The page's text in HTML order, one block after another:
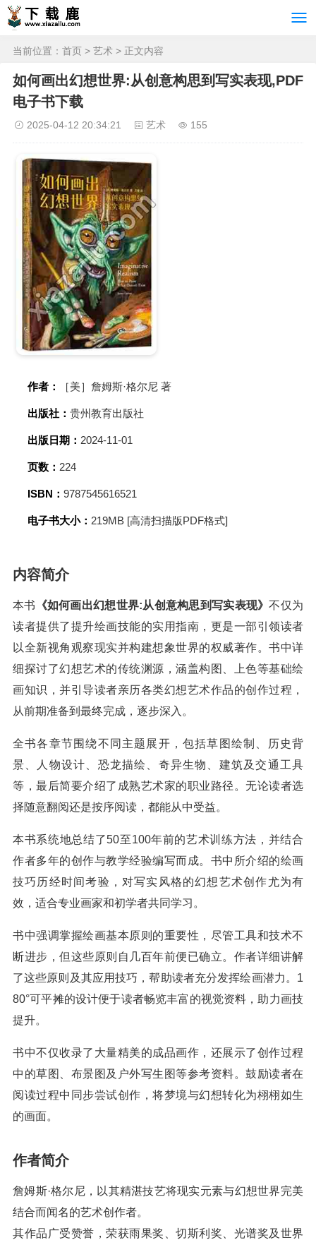
当前位置： 首页 > 艺术 > 正文内容
如何画出幻想世界:从创意构思到写实表现,PDF
电子书下载
2025-04-12 20:34:21 艺术 155
作者： ［美］詹姆斯·格尔尼 著
出版社： 贵州教育出版社
出版日期： 2024-11-01
页数： 224
ISBN： 9787545616521
电子书大小： 219MB [高清扫描版PDF格式]
内容简介
本书 《如何画出幻想世界:从创意构思到写实表现》不仅为
读者提供了提升绘画技能的实用指南，更是一部引领读者
以全新视角观察现实并构建想象世界的权威著作。书中详
细探讨了幻想艺术的传统渊源，涵盖构图、上色等基础绘
画知识，并引导读者亲历各类幻想艺术作品的创作过程，
从前期准备到最终完成，逐步深入。
全书各章节围绕不同主题展开，包括草图绘制、历史背
景、人物设计、恐龙描绘、奇异生物、建筑及交通工具
等，最后简要介绍了成熟艺术家的职业路径。无论读者选
择随意翻阅还是按序阅读，都能从中受益。
本书系统地总结了50至100年前的艺术训练方法，并结合
作者多年的创作与教学经验编写而成。书中所介绍的绘画
技巧历经时间考验，对写实风格的幻想艺术创作尤为有
效，适合专业画家和初学者共同学习。
书中强调掌握绘画基本原则的重要性，尽管工具和技术不
断进步，但这些原则自几百年前便已确立。作者详细讲解
了这些原则及其应用技巧，帮助读者充分发挥绘画潜力。1
80°可平摊的设计便于读者畅览丰富的视觉资料，助力画技
提升。
书中不仅收录了大量精美的成品画作，还展示了创作过程
中的草图、布景图及户外写生图等参考资料。鼓励读者在
阅读过程中同步尝试创作，将梦境与幻想转化为栩栩如生
的画面。
作者简介
詹姆斯·格尔尼，以其精湛技艺将现实元素与幻想世界完美
结合而闻名的艺术创作者。
其作品广受赞誉，荣获雨果奖、切斯利奖、光谱奖及世界